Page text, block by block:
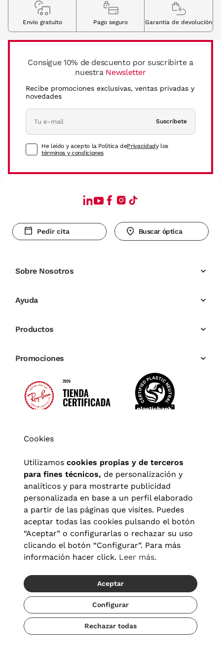
Consigue 10% de descuento por suscribirte a
nuestra Newsletter
Recibe promociones exclusivas, ventas privadas y
novedades
Suscríbete
He leído y acepto la Política dePrivacidady los
términos y condiciones
Envio gratuito Pago seguro Garantia de devolución
Pedir cita Buscar óptica
Sobre Nosotros
Ayuda
Productos
Promociones
Aviso legal| Política de privacidad Términos y condiciones
Política de cookies|Configuración de cookies
© 2026 Visionlab España
Cookies
Utilizamos cookies propias y de terceros
para fines técnicos, de personalización y
analíticos y para mostrarte publicidad
personalizada en base a un perfil elaborado
a partir de las páginas que visites. Puedes
aceptar todas las cookies pulsando el botón
“Aceptar” o configurarlas o rechazar su uso
clicando el botón “Configurar”. Para más
información hacer click. Leer más.
Aceptar
Configurar
Rechazar todas